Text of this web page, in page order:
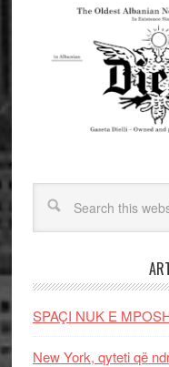
SPAÇI NUK E
New York, qyteti që